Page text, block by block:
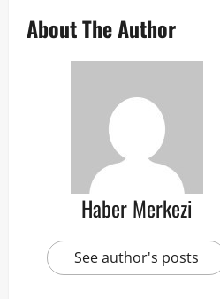
About The Author
Haber Merkezi
See author's posts